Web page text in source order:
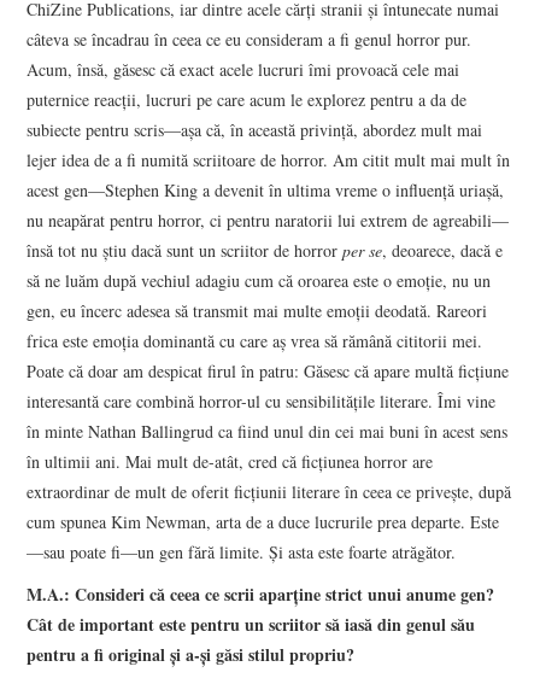
ChiZine Publications, iar dintre acele cărţi stranii şi întunecate numai
câteva se încadrau în ceea ce eu consideram a fi genul horror pur.
Acum, însă, găsesc că exact acele lucruri îmi provoacă cele mai
puternice reacţii, lucruri pe care acum le explorez pentru a da de
subiecte pentru scris—aşa că, în această privinţă, abordez mult mai
lejer idea de a fi numită scriitoare de horror. Am citit mult mai mult în
acest gen—Stephen King a devenit în ultima vreme o influenţă uriaşă,
nu neapărat pentru horror, ci pentru naratorii lui extrem de agreabili—
însă tot nu ştiu dacă sunt un scriitor de horrorper se, deoarece, dacă e
să ne luăm după vechiul adagiu cum că oroarea este o emoţie, nu un
gen, eu încerc adesea să transmit mai multe emoţii deodată. Rareori
frica este emoţia dominantă cu care aş vrea să rămână cititorii mei.
Poate că doar am despicat firul în patru: Găsesc că apare multă ficţiune
interesantă care combină horror-ul cu sensibilităţile literare. Îmi vine
în minte Nathan Ballingrud ca fiind unul din cei mai buni în acest sens
în ultimii ani. Mai mult de-atât, cred că ficţiunea horror are
extraordinar de mult de oferit ficţiunii literare în ceea ce priveşte, după
cum spunea Kim Newman, arta de a duce lucrurile prea departe. Este
—sau poate fi—un gen fără limite. Şi asta este foarte atrăgător.
M.A.: Consideri că ceea ce scrii aparţine strict unui anume gen?
Cât de important este pentru un scriitor să iasă din genul său
pentru a fi original şi a-şi găsi stilul propriu?